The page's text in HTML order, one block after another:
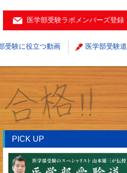
医学部受験ラボメンバーズ登録
受験に役立つ動画 医学部受験道
PICK UP